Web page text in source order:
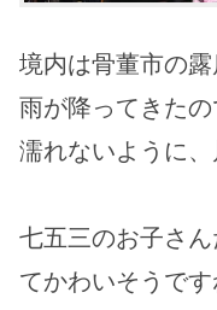
境内は骨董市の露
雨が降ってきたの
濡れないように、
七五三のお子さ
てかわいそうです